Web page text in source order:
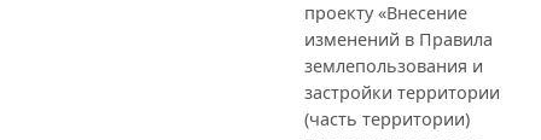
проекту «Внесение
изменений в Правила
землепользования и
застройки территории
(часть территории)